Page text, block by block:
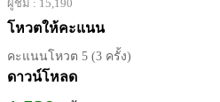
ผู้ชม : 15,190
โหวตให้คะแนน
คะแนนโหวต 5 (3 ครั้ง)
ดาวน์โหลด